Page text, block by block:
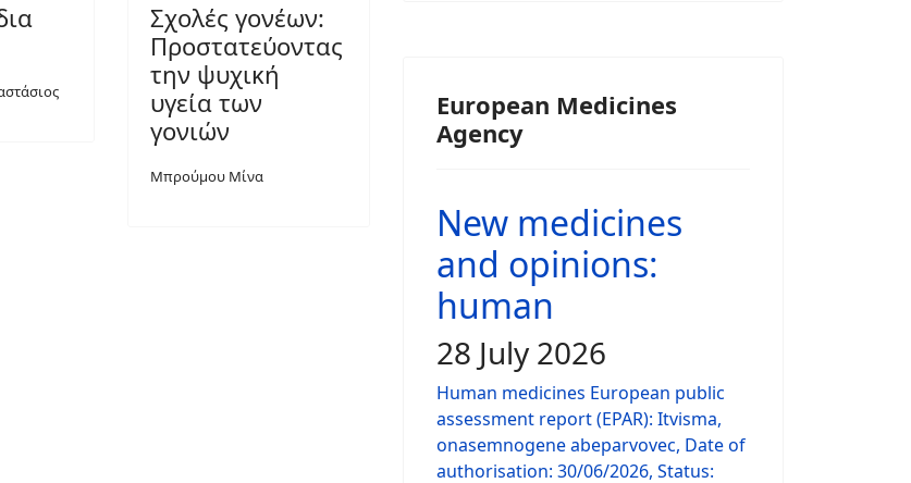
Σχολές γονέων:
Προστατεύοντας
την ψυχική
υγεία των
γονιών
Μπρούμου Μίνα
European Medicines
Agency
New medicines
and opinions:
human
28 July 2026
Human medicines European public
assessment report (EPAR): Itvisma,
onasemnogene abeparvovec, Date of
authorisation: 30/06/2026, Status: